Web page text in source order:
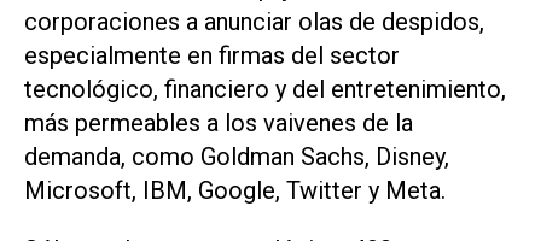
corporaciones a anunciar olas de despidos,
especialmente en firmas del sector
tecnológico, financiero y del entretenimiento,
más permeables a los vaivenes de la
demanda, como Goldman Sachs, Disney,
Microsoft, IBM, Google, Twitter y Meta.